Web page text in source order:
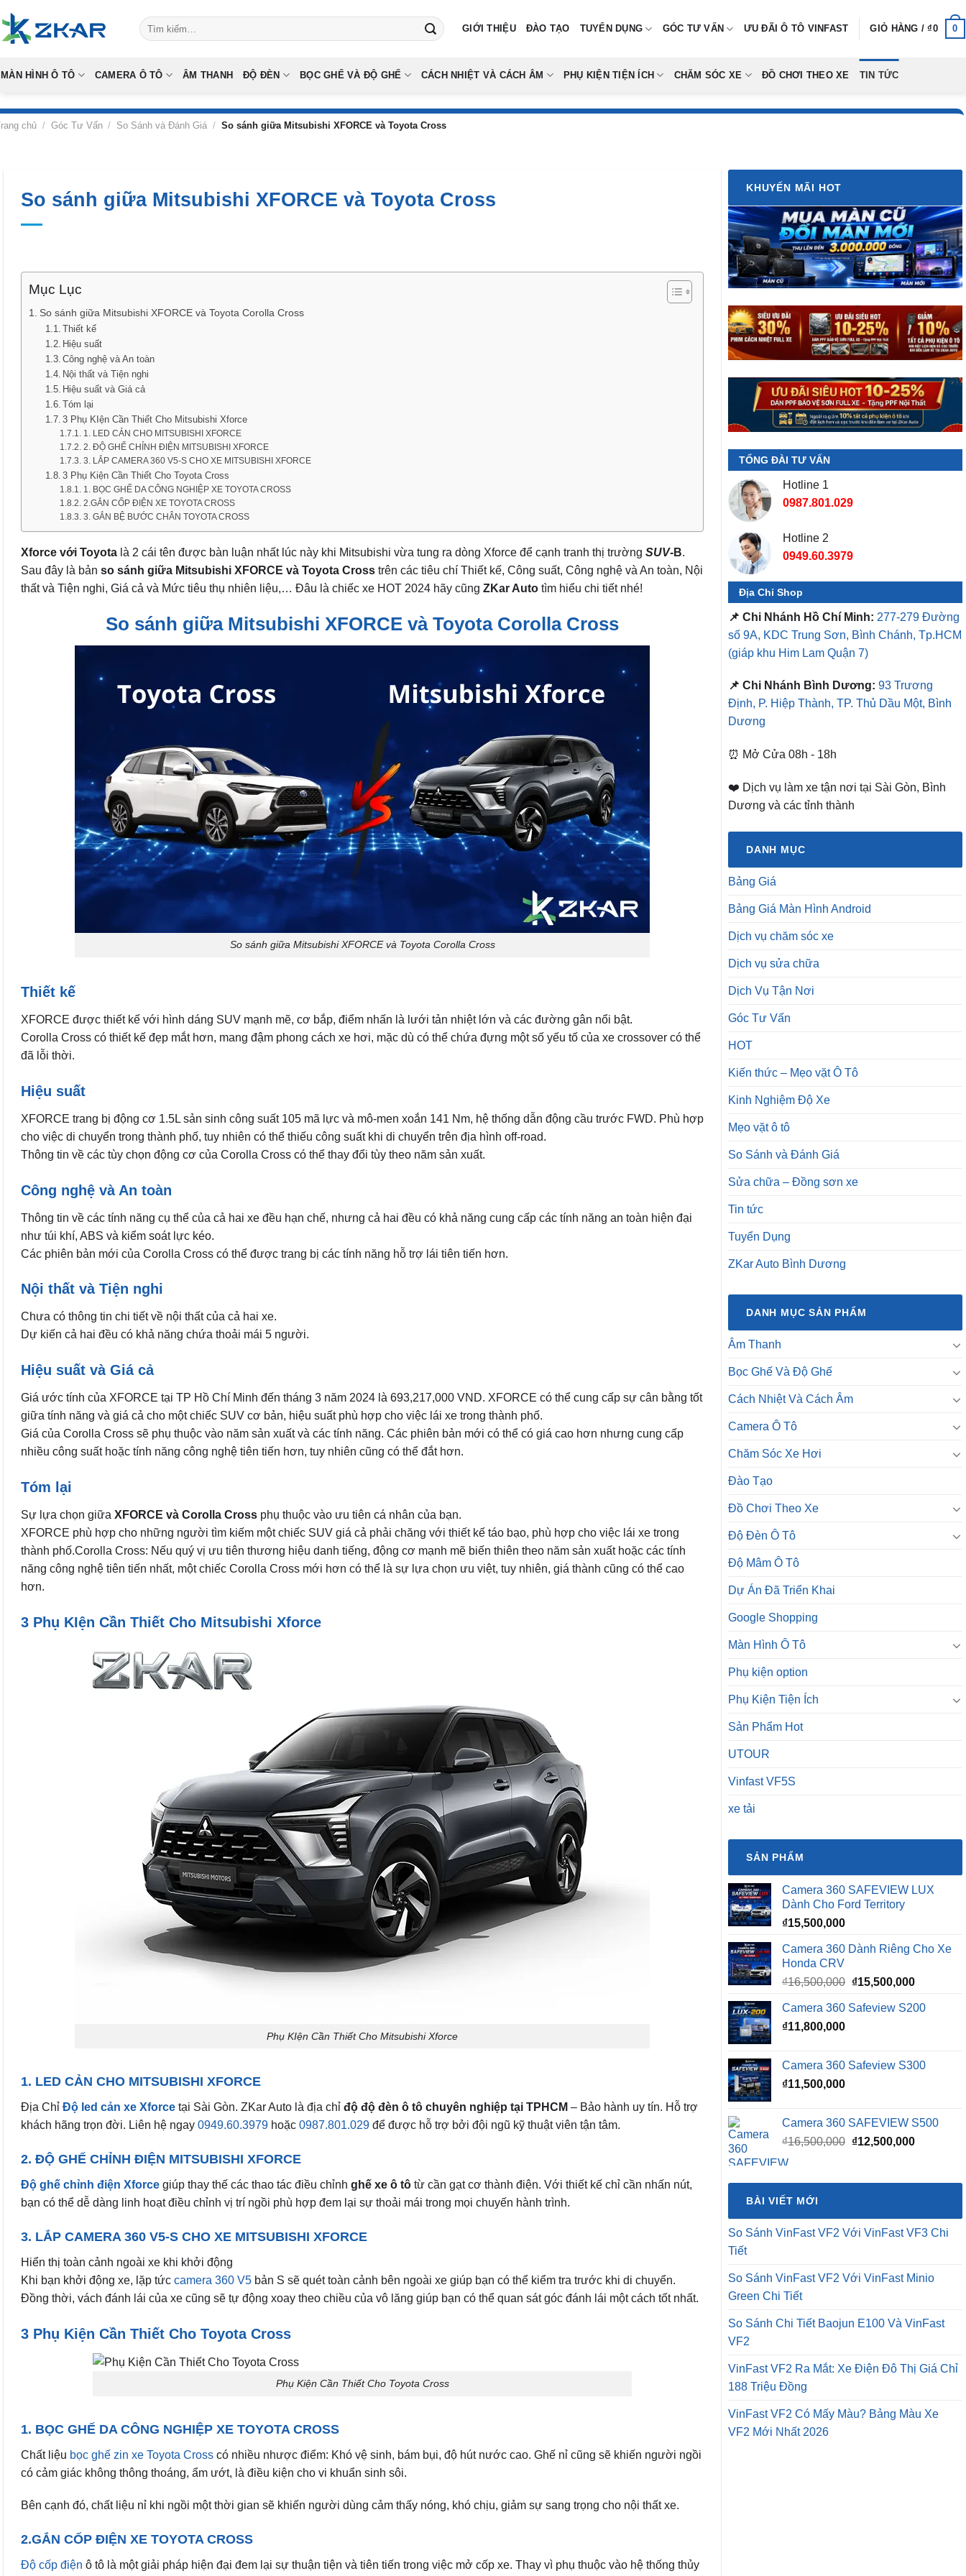
to
content
Tìm
kiếm:
GIỚI THIỆU ĐÀO TẠO TUYỂN DỤNG GÓC TƯ VẤN ƯU ĐÃI Ô TÔ VINFAST GIỎ HÀNG /₫0 0
MÀN HÌNH Ô TÔ CAMERA Ô TÔ ÂM THANH ĐỘ ĐÈN BỌC GHẾ VÀ ĐỘ GHẾ CÁCH NHIỆT VÀ CÁCH ÂM PHỤ KIỆN TIỆN ÍCH CHĂM SÓC XE ĐỒ CHƠI THEO XE TIN TỨC
chủ / Góc Tư Vấn / So Sánh và Đánh Giá / So sánh giữa Mitsubishi XFORCE và Toyota Cross
So sánh giữa Mitsubishi XFORCE và Toyota Cross
Mục Lục
So sánh giữa Mitsubishi XFORCE và Toyota Corolla Cross
Thiết kế
Hiệu suất
Công nghệ và An toàn
Nội thất và Tiện nghi
Hiệu suất và Giá cả
Tóm lại
3 Phụ KIện Cần Thiết Cho Mitsubishi Xforce
1. LED CẢN CHO MITSUBISHI XFORCE
2. ĐỘ GHẾ CHỈNH ĐIỆN MITSUBISHI XFORCE
3. LẮP CAMERA 360 V5-S CHO XE MITSUBISHI XFORCE
3 Phụ Kiện Cần Thiết Cho Toyota Cross
1. BỌC GHẾ DA CÔNG NGHIỆP XE TOYOTA CROSS
2.GẮN CỐP ĐIỆN XE TOYOTA CROSS
3. GẮN BỆ BƯỚC CHÂN TOYOTA CROSS
Xforce với Toyota là 2 cái tên được bàn luận nhất lúc này khi Mitsubishi vừa tung ra dòng Xforce để cạnh tranh thị trường SUV-B.
Sau đây là bản so sánh giữa Mitsubishi XFORCE và Toyota Cross trên các tiêu chí Thiết kế, Công suất, Công nghệ và An toàn, Nội
thất và Tiện nghi, Giá cả và Mức tiêu thụ nhiên liệu,… Đâu là chiếc xe HOT 2024 hãy cũng ZKar Auto tìm hiểu chi tiết nhé!
So sánh giữa Mitsubishi XFORCE và Toyota Corolla Cross
So sánh giữa Mitsubishi XFORCE và Toyota Corolla Cross
Thiết kế
XFORCE được thiết kế với hình dáng SUV mạnh mẽ, cơ bắp, điểm nhấn là lưới tản nhiệt lớn và các đường gân nổi bật.
Corolla Cross có thiết kế đẹp mắt hơn, mang đậm phong cách xe hơi, mặc dù có thể chứa đựng một số yếu tố của xe crossover có thể
đã lỗi thời.
Hiệu suất
XFORCE trang bị động cơ 1.5L sản sinh công suất 105 mã lực và mô-men xoắn 141 Nm, hệ thống dẫn động cầu trước FWD. Phù hợp
cho việc di chuyển trong thành phố, tuy nhiên có thể thiếu công suất khi di chuyển trên địa hình off-road.
Thông tin về các tùy chọn động cơ của Corolla Cross có thể thay đổi tùy theo năm sản xuất.
Công nghệ và An toàn
Thông tin về các tính năng cụ thể của cả hai xe đều hạn chế, nhưng cả hai đều có khả năng cung cấp các tính năng an toàn hiện đại
như túi khí, ABS và kiểm soát lực kéo.
Các phiên bản mới của Corolla Cross có thể được trang bị các tính năng hỗ trợ lái tiên tiến hơn.
Nội thất và Tiện nghi
Chưa có thông tin chi tiết về nội thất của cả hai xe.
Dự kiến cả hai đều có khả năng chứa thoải mái 5 người.
Hiệu suất và Giá cả
Giá ước tính của XFORCE tại TP Hồ Chí Minh đến tháng 3 năm 2024 là 693,217,000 VND. XFORCE có thể cung cấp sự cân bằng tốt
giữa tính năng và giá cả cho một chiếc SUV cơ bản, hiệu suất phù hợp cho việc lái xe trong thành phố.
Giá của Corolla Cross sẽ phụ thuộc vào năm sản xuất và các tính năng. Các phiên bản mới có thể có giá cao hơn nhưng cung cấp
nhiều công suất hoặc tính năng công nghệ tiên tiến hơn, tuy nhiên cũng có thể đắt hơn.
Tóm lại
Sự lựa chọn giữa XFORCE và Corolla Cross phụ thuộc vào ưu tiên cá nhân của bạn.
XFORCE phù hợp cho những người tìm kiếm một chiếc SUV giá cả phải chăng với thiết kế táo bạo, phù hợp cho việc lái xe trong
thành phố.Corolla Cross: Nếu quý vị ưu tiên thương hiệu danh tiếng, động cơ mạnh mẽ biến thiên theo năm sản xuất hoặc các tính
năng công nghệ tiên tiến nhất, một chiếc Corolla Cross mới hơn có thể là sự lựa chọn ưu việt, tuy nhiên, giá thành cũng có thể cao
hơn.
3 Phụ KIện Cần Thiết Cho Mitsubishi Xforce
Phụ KIện Cần Thiết Cho Mitsubishi Xforce
1. LED CẢN CHO MITSUBISHI XFORCE
Địa Chỉ Độ led cản xe Xforce tại Sài Gòn. ZKar Auto là địa chỉ độ độ đèn ô tô chuyên nghiệp tại TPHCM – Bảo hành uy tín. Hỗ trợ
khách hãng trọn đời. Liên hệ ngay 0949.60.3979 hoặc 0987.801.029 để được hỗ trợ bởi đội ngũ kỹ thuật viên tận tâm.
2. ĐỘ GHẾ CHỈNH ĐIỆN MITSUBISHI XFORCE
Độ ghế chỉnh điện Xforce giúp thay thế các thao tác điều chỉnh ghế xe ô tô từ cần gạt cơ thành điện. Với thiết kế chỉ cần nhấn nút,
bạn có thể dễ dàng linh hoạt điều chỉnh vị trí ngồi phù hợp đem lại sự thoải mái trong mọi chuyến hành trình.
3. LẮP CAMERA 360 V5-S CHO XE MITSUBISHI XFORCE
Hiển thị toàn cảnh ngoài xe khi khởi động
Khi bạn khởi động xe, lặp tức camera 360 V5 bản S sẽ quét toàn cảnh bên ngoài xe giúp bạn có thể kiểm tra trước khi di chuyển.
Đồng thời, vách đánh lái của xe cũng sẽ tự động xoay theo chiều của vô lăng giúp bạn có thể quan sát góc đánh lái một cách tốt nhất.
3 Phụ Kiện Cần Thiết Cho Toyota Cross
Phụ Kiện Cần Thiết Cho Toyota Cross
1. BỌC GHẾ DA CÔNG NGHIỆP XE TOYOTA CROSS
Chất liệu bọc ghế zin xe Toyota Cross có nhiều nhược điểm: Khó vệ sinh, bám bụi, độ hút nước cao. Ghế nỉ cũng sẽ khiến người ngồi
có cảm giác không thông thoáng, ẩm ướt, là điều kiện cho vi khuẩn sinh sôi.
Bên cạnh đó, chất liệu nỉ khi ngồi một thời gian sẽ khiến người dùng cảm thấy nóng, khó chịu, giảm sự sang trọng cho nội thất xe.
2.GẮN CỐP ĐIỆN XE TOYOTA CROSS
Độ cốp điện ô tô là một giải pháp hiện đại đem lại sự thuận tiện và tiên tiến trong việc mở cốp xe. Thay vì phụ thuộc vào hệ thống thủy
KHUYẾN MÃI HOT
TỔNG ĐÀI TƯ VẤN
Hotline 1
0987.801.029
Hotline 2
0949.60.3979
Địa Chỉ Shop
📌 Chi Nhánh Hồ Chí Minh: 277-279 Đường
số 9A, KDC Trung Sơn, Bình Chánh, Tp.HCM
(giáp khu Him Lam Quận 7)
📌 Chi Nhánh Bình Dương: 93 Trương
Định, P. Hiệp Thành, TP. Thủ Dầu Một, Bình
Dương
⏰ Mở Cửa 08h - 18h
❤️ Dịch vụ làm xe tận nơi tại Sài Gòn, Bình
Dương và các tỉnh thành
DANH MỤC
Bảng Giá
Bảng Giá Màn Hình Android
Dịch vụ chăm sóc xe
Dịch vụ sửa chữa
Dịch Vụ Tận Nơi
Góc Tư Vấn
HOT
Kiến thức – Mẹo vặt Ô Tô
Kinh Nghiệm Độ Xe
Mẹo vặt ô tô
So Sánh và Đánh Giá
Sửa chữa – Đồng sơn xe
Tin tức
Tuyển Dụng
ZKar Auto Bình Dương
DANH MỤC SẢN PHẨM
Âm Thanh
Bọc Ghế Và Độ Ghế
Cách Nhiệt Và Cách Âm
Camera Ô Tô
Chăm Sóc Xe Hơi
Đào Tạo
Đồ Chơi Theo Xe
Độ Đèn Ô Tô
Độ Mâm Ô Tô
Dự Án Đã Triển Khai
Google Shopping
Màn Hình Ô Tô
Phụ kiện option
Phụ Kiện Tiện Ích
Sản Phẩm Hot
UTOUR
Vinfast VF5S
xe tải
SẢN PHẨM
Camera 360 SAFEVIEW LUX
Dành Cho Ford Territory
₫15,500,000
Camera 360 Dành Riêng Cho Xe
Honda CRV
₫16,500,000 Giá
là:
₫15,500,000Giá
tại
Camera 360 Safeview S200
₫11,800,000
Camera 360 Safeview S300
₫11,500,000
Camera 360 SAFEVIEW S500
₫16,500,000 Giá
₫16,500,000.
₫12,500,000Giá
là:
BÀI VIẾT MỚI
So Sánh VinFast VF2 Với VinFast VF3 Chi
Tiết
So Sánh VinFast VF2 Với VinFast Minio
Green Chi Tiết
So Sánh Chi Tiết Baojun E100 Và VinFast
VF2
VinFast VF2 Ra Mắt: Xe Điện Đô Thị Giá Chỉ
188 Triệu Đồng
VinFast VF2 Có Mấy Màu? Bảng Màu Xe
VF2 Mới Nhất 2026